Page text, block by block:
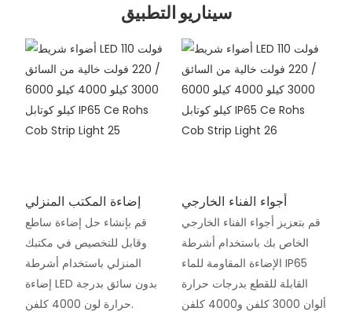
سيناريو التطبيق
إضاءة المكتب المنزلي
قم بإنشاء حل إضاءة ساطع
وقابل للتخصيص في مكتبك
المنزلي باستخدام أشرطة
إضاءة LED بدون سائق بدرجة
حرارة لون 4000 كلفن.
أجواء الفناء الخارجي
قم بتعزيز أجواء الفناء الخارجي
الخاص بك باستخدام أشرطة
الإضاءة المقاومة للماء IP65
القابلة للقطع بدرجات حرارة
ألوان 3000 كلفن و4000 كلفن